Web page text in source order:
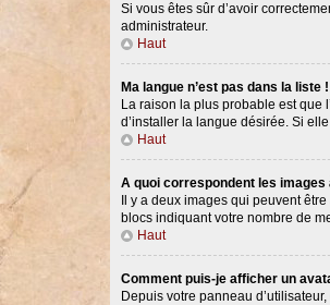
Si vous êtes sûr d’avoir
administrateur.
Haut
Ma langue n’est pas dans la liste !
La raison la plus probable est que
d’installer la langue désirée. Si
Haut
A quoi correspondent les images
Il y a deux images qui peuvent
blocs indiquant votre nombre de
Haut
Comment puis-je afficher un
Depuis votre panneau